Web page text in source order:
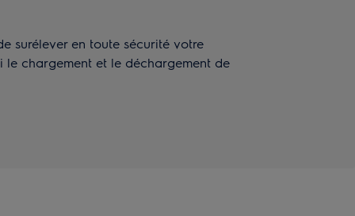
surélever en toute sécurité votre
chargement et le déchargement de